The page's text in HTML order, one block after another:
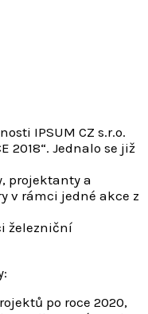
IPSUM CZ s.r.o.
2018“. Jednalo se již
projektanty a
v rámci jedné akce z
železniční
po roce 2020,